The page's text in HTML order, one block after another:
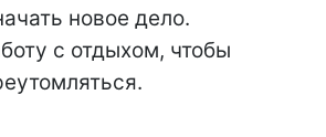
новое дело.
с отдыхом, чтобы